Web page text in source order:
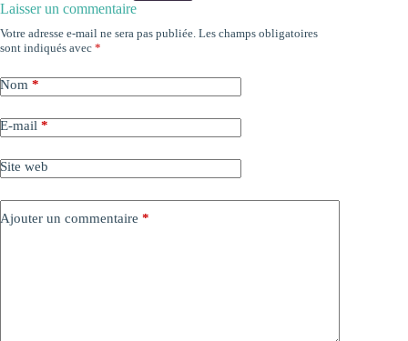
Laisser un commentaire
Votre adresse e-mail ne sera pas publiée. Les champs obligatoires
sont indiqués avec *
Nom *
E-mail *
Site web
Ajouter un commentaire *